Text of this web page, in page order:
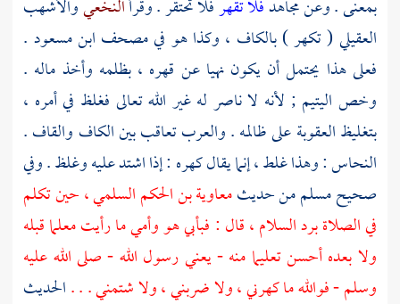
بمعنى . وعنمجاهدفلا تقهرفلا تحتقر . وقرأالنخعيوالأشهب
العقيلي ( تكهر ) بالكاف ، وكذا هو في مصحف ابن مسعود .
فعلى هذا يحتمل أن يكون نهيا عن قهره ، بظلمه وأخذ ماله .
وخص اليتيم ; لأنه لا ناصر له غير الله تعالى فغلظ في أمره ،
بتغليظ العقوبة على ظالمه . والعرب تعاقب بين الكاف والقاف .
النحاس: وهذا غلط ، إنما يقال كهره : إذا اشتد عليه وغلظ . وفي
صحيحمسلممن حديثمعاوية بن الحكم السلمي ،حين تكلم
في الصلاة برد السلام ، قال : فبأبي هو وأمي ما رأيت معلما قبله
ولا بعده أحسن تعليما منه - يعني رسول الله - صلى الله عليه
وسلم - فوالله ما كهرني ، ولا ضربني ، ولا شتمني . . .الحديث